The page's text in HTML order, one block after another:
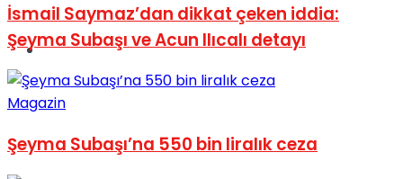
Tatil
İsmail Saymaz’dan dikkat çeken iddia:
Şeyma Subaşı ve Acun Ilıcalı detayı
Magazin
Şeyma Subaşı’na 550 bin liralık ceza